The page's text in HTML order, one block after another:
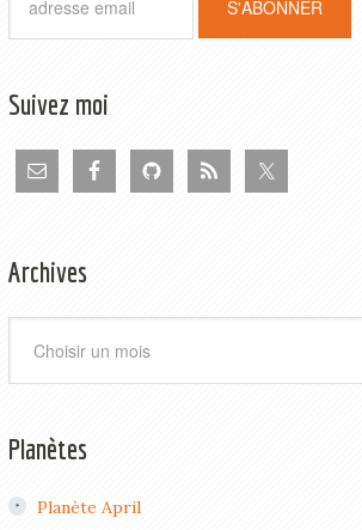
Suivez moi
Archives
Planètes
Planète April